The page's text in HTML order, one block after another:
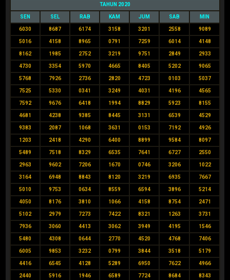
TAHUN 2020
SEN SEL RAB KAM JUM SAB MIN
6030 8687 6174 3158 3201 2558 9089
5016 4158 8965 0791 7259 6014 4148
8162 1985 2752 3219 9751 2849 2933
4730 3354 5970 4665 8405 5202 9065
5768 7926 2736 2820 4723 0103 5037
7525 5330 0341 3249 4031 4196 4565
7592 9676 6418 1994 8829 5923 8155
4681 4238 9385 8445 3131 6539 4529
9383 2087 1068 3631 0153 7192 4926
1203 2418 4290 6400 8899 9584 8097
5489 7518 8329 6535 7641 6727 2550
2963 9602 7206 1670 0746 3206 1022
3164 6948 8843 8120 3219 6935 7667
5010 9753 0634 8559 6594 3896 5214
4050 8176 3810 1066 4158 8754 2471
5102 2979 7273 7422 8321 1263 3731
7936 3060 4413 3062 3949 4195 1546
5480 4308 0644 2770 4520 4768 7406
6005 9853 3232 0799 3844 3518 5179
4416 6545 4128 5289 6950 7622 4966
2440 5916 1946 6589 7724 8684 8343